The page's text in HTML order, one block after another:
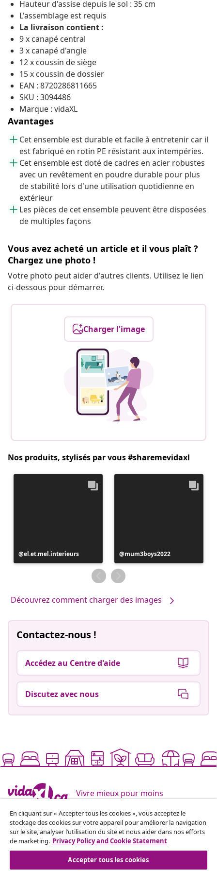
Hauteur d'assise depuis le sol : 35 cm
L'assemblage est requis
La livraison contient :
9 x canapé central
3 x canapé d'angle
12 x coussin de siège
15 x coussin de dossier
EAN : 8720286811665
SKU : 3094486
Marque : vidaXL
Avantages
Cet ensemble est durable et facile à entretenir car il
est fabriqué en rotin PE résistant aux intempéries.
Cet ensemble est doté de cadres en acier robustes
avec un revêtement en poudre durable pour plus
de stabilité lors d'une utilisation quotidienne en
extérieur
Les pièces de cet ensemble peuvent être disposées
de multiples façons
Vous avez acheté un article et il vous plaît ?
Chargez une photo !
Votre photo peut aider d'autres clients. Utilisez le lien
ci-dessous pour démarrer.
Charger l'image
Nos produits, stylisés par vous #sharemevidaxl
Publication
publiée
el.et.mel.interieurs
Publication
publiée
par
mum3boys2022
Découvrez comment charger des images
Contactez-nous !
Accédez au Centre d'aide
Discutez avec nous
Vivre mieux pour moins
Modes de paiement pris en charge
En cliquant sur « Accepter tous les cookies », vous acceptez le
stockage des cookies sur votre appareil pour améliorer la navigation
sur le site, analyser l’utilisation du site et nous aider dans nos efforts
de marketing. Privacy Policy and Cookie Statement
Accepter tous les cookies